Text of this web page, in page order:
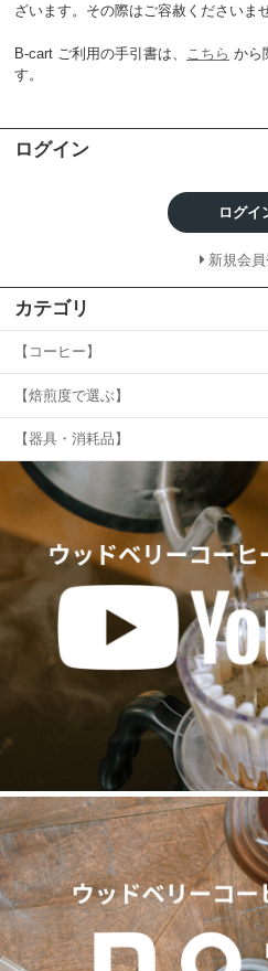
ざいます。その際はご容赦くださいませ
B-cart ご利用の手引書は、 こちら から
す。
ログイン
ログイ
新規会
カテゴリ
【コーヒー】
【焙煎度で選ぶ】
【器具・消耗品】